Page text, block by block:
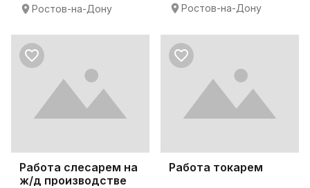
Ростов-на-Дону Ростов-на-Дону
Работа слесарем на
ж/д производстве
Работа токарем